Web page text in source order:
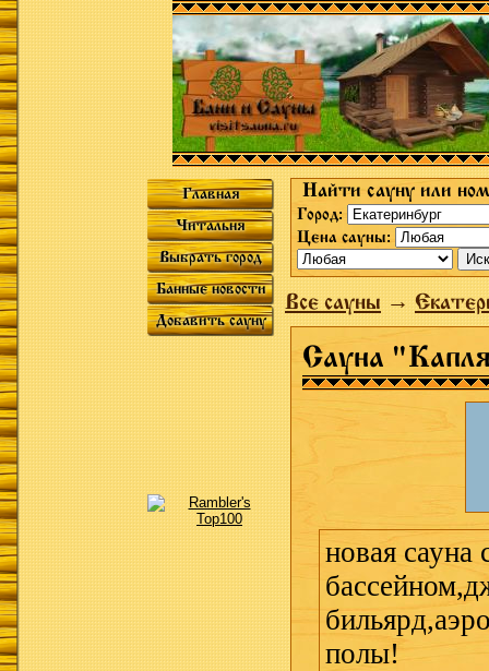
Главная
Читальня
Выбрать город
Банные новости
Добавить сауну
Найти сауну или
Город:
Цена сауны:
Все сауны→
Сауна
новая сауна
полы!